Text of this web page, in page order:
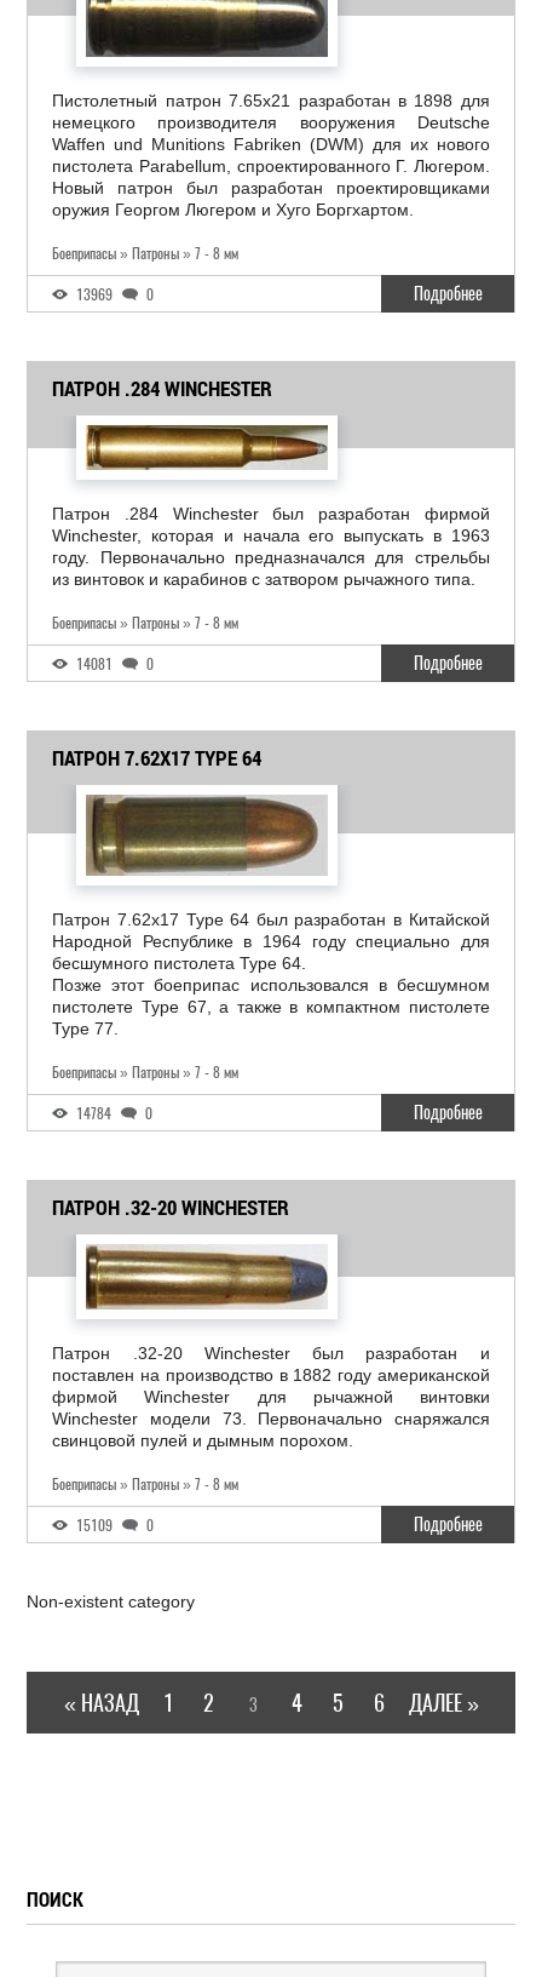
Пистолетный патрон 7.65x21 разработан в 1898 для
немецкого производителя вооружения Deutsche
Waffen und Munitions Fabriken (DWM) для их нового
пистолета Parabellum, спроектированного Г. Люгером.
Новый патрон был разработан проектировщиками
оружия Георгом Люгером и Хуго Боргхартом.
Боеприпасы » Патроны » 7 - 8 мм
13969 0 Подробнее
ПАТРОН .284 WINCHESTER
Патрон .284 Winchester был разработан фирмой
Winchester, которая и начала его выпускать в 1963
году. Первоначально предназначался для стрельбы
из винтовок и карабинов с затвором рычажного типа.
Боеприпасы » Патроны » 7 - 8 мм
14081 0 Подробнее
ПАТРОН 7.62X17 TYPE 64
Патрон 7.62x17 Type 64 был разработан в Китайской
Народной Республике в 1964 году специально для
бесшумного пистолета Type 64.
Позже этот боеприпас использовался в бесшумном
пистолете Type 67, а также в компактном пистолете
Type 77.
Боеприпасы » Патроны » 7 - 8 мм
14784 0 Подробнее
ПАТРОН .32-20 WINCHESTER
Патрон .32-20 Winchester был разработан и
поставлен на производство в 1882 году американской
фирмой Winchester для рычажной винтовки
Winchester модели 73. Первоначально снаряжался
свинцовой пулей и дымным порохом.
Боеприпасы » Патроны » 7 - 8 мм
15109 0 Подробнее
Non-existent category
« НАЗАД 1 2 3 4 5 6 ДАЛЕЕ »
ПОИСК